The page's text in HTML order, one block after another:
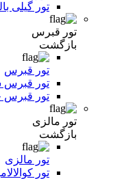
تور گیلی
تور قبرس
بازگشت
تور قبرس
تور قبرس
تور قبرس
تور مالزی
بازگشت
تور مالزی
تور